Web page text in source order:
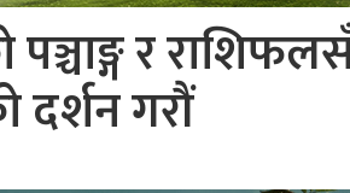
र
दर्शन गरौं